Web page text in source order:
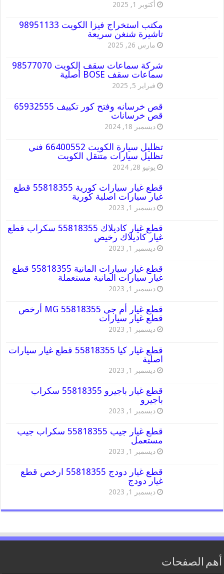
أكتوبر 1, 2025
مكتب استخراج فيزا الكويت 98951133
تاشيرة شنغن سريعة
مارس 26, 2025
شركة سماعات سقف الكويت 98577070
سماعات سقف BOSE أصلية
فبراير 5, 2025
قص خرسانه وفتح كور تكييف 65932555
قص خرسانات
ديسمبر 18, 2024
تظليل سيارة الكويت 66400552 فني
تظليل سيارات متنقل الكويت
يونيو 28, 2024
قطع غيار سيارات كورية 55818355 قطع
غيار سيارات اصلية كورية
ديسمبر 1, 2023
قطع غيار كاديلاك 55818355 سكراب قطع
غيار كاديلاك رخيص
ديسمبر 1, 2023
قطع غيار سيارات المانية 55818355 قطع
غيار سيارات المانية مستعملة
ديسمبر 1, 2023
قطع غيار أم جي MG 55818355 أرخص
قطع غيار سيارات
ديسمبر 1, 2023
قطع غيار كيا 55818355 قطع غيار سيارات
اصلية
ديسمبر 1, 2023
قطع غيار باجيرو 55818355 سكراب
باجيرو
ديسمبر 1, 2023
قطع غيار جيب 55818355 سكراب جيب
مستعمل
ديسمبر 1, 2023
قطع غيار دودج 55818355 ارخص قطع
غيار دودج
ديسمبر 1, 2023
أهم الصفحات